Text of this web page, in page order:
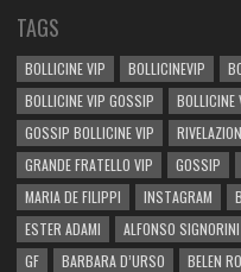
TAGS
BOLLICINE VIP BOLLICINEVIP
BOLLICINE VIP GOSSIP
BOLLICINE
GOSSIP BOLLICINE VIP
GRANDE FRATELLO VIP
GOSSIP
MARIA DE FILIPPI
INSTAGRAM
ESTER ADAMI
ALFONSO SIGNORINI
GF
BARBARA D’URSO BELEN